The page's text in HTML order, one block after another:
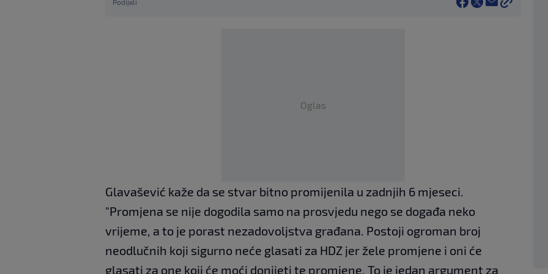
Podijeli
Oglas
Glavašević kaže da se stvar bitno promijenila u zadnjih 6 mjeseci.
"Promjena se nije dogodila samo na prosvjedu nego se događa neko
vrijeme, a to je porast nezadovoljstva građana. Postoji ogroman broj
neodlučnih koji sigurno neće glasati za HDZ jer žele promjene i oni će
glasati za one koji će moći donijeti te promjene. To je jedan argument za